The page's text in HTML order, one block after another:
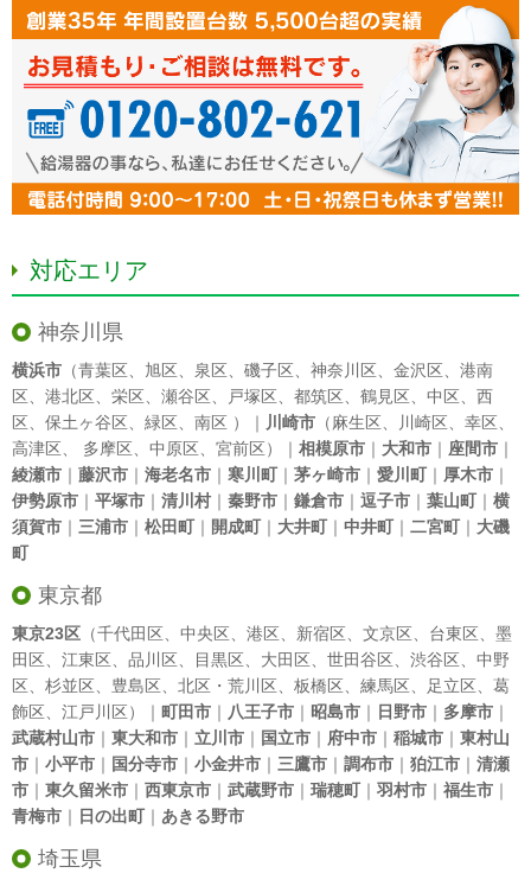
対応エリア
神奈川県
横浜市 （青葉区 旭区 泉区 磯子区 神奈川区 金沢区
港南
区
港北区 栄区 瀬谷区 戸塚区 都筑区 鶴見区 中区
西
区
保土ヶ谷区 緑区 南区 ）｜ 川崎市 （麻生区 川崎区 幸区
高津区
多摩区 中原区 宮前区）｜ 相模原市 ｜ 大和市 ｜ 座間市 ｜
綾瀬市 ｜ 藤沢市 ｜ 海老名市 ｜ 寒川町｜ 茅ヶ崎市 ｜ 愛川町｜ 厚木市 ｜
伊勢原市 ｜ 平塚市 ｜ 清川村｜ 秦野市 ｜ 鎌倉市 ｜ 逗子市 ｜ 葉山町｜ 横
須賀市 ｜ 三浦市 ｜ 松田町｜ 開成町｜ 大井町｜ 中井町｜ 二宮町｜ 大磯
町
東京都
東京23区 （千代田区 中央区 港区 新宿区 文京区 台東区
墨
田区
江東区 品川区 目黒区 大田区 世田谷区 渋谷区
中野
区
杉並区 豊島区 北区 ・ 荒川区 板橋区 練馬区 足立区
葛
飾区
江戸川区）｜ 町田市 ｜ 八王子市 ｜ 昭島市 ｜ 日野市 ｜ 多摩市 ｜
武蔵村山市 ｜ 東大和市 ｜ 立川市 ｜ 国立市 ｜ 府中市 ｜ 稲城市 ｜ 東村山
市 ｜ 小平市 ｜ 国分寺市 ｜ 小金井市 ｜ 三鷹市 ｜ 調布市 ｜ 狛江市 ｜ 清瀬
市 ｜ 東久留米市 ｜ 西東京市 ｜ 武蔵野市 ｜ 瑞穂町｜ 羽村市 ｜ 福生市 ｜
青梅市 ｜ 日の出町｜ あきる野市
埼玉県